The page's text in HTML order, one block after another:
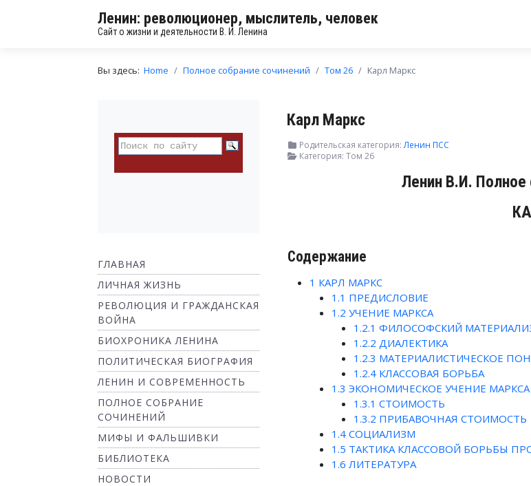
Ленин: революционер, мыслитель, человек
Сайт о жизни и деятельности В. И. Ленина
Вы здесь: Home Полное собрание сочинений Том 26 Карл Маркс
ГЛАВНАЯ
ЛИЧНАЯ ЖИЗНЬ
РЕВОЛЮЦИЯ И ГРАЖДАНСКАЯ
ВОЙНА
БИОХРОНИКА ЛЕНИНА
ПОЛИТИЧЕСКАЯ БИОГРАФИЯ
ЛЕНИН И СОВРЕМЕННОСТЬ
ПОЛНОЕ СОБРАНИЕ
СОЧИНЕНИЙ
МИФЫ И ФАЛЬШИВКИ
БИБЛИОТЕКА
НОВОСТИ
Карл Маркс
Родительская категория:Ленин ПСС
Категория: Том 26
Ленин В.И. Полное
Содержание
1 КАРЛ МАРКС
1.1 ПРЕДИСЛОВИЕ
1.2 УЧЕНИЕ МАРКСА
1.2.1 ФИЛОСОФСКИЙ
1.2.2 ДИАЛЕКТИКА
1.2.3 МАТЕРИАЛИСТИЧЕСКОЕ
1.2.4 КЛАССОВАЯ БОРЬБА
1.3 ЭКОНОМИЧЕСКОЕ УЧЕНИЕ МАРКСА
1.3.1 СТОИМОСТЬ
1.3.2 ПРИБАВОЧНАЯ СТОИМОСТЬ
1.4 СОЦИАЛИЗМ
1.5 ТАКТИКА КЛАССОВОЙ БОРЬБЫ
1.6 ЛИТЕРАТУРА